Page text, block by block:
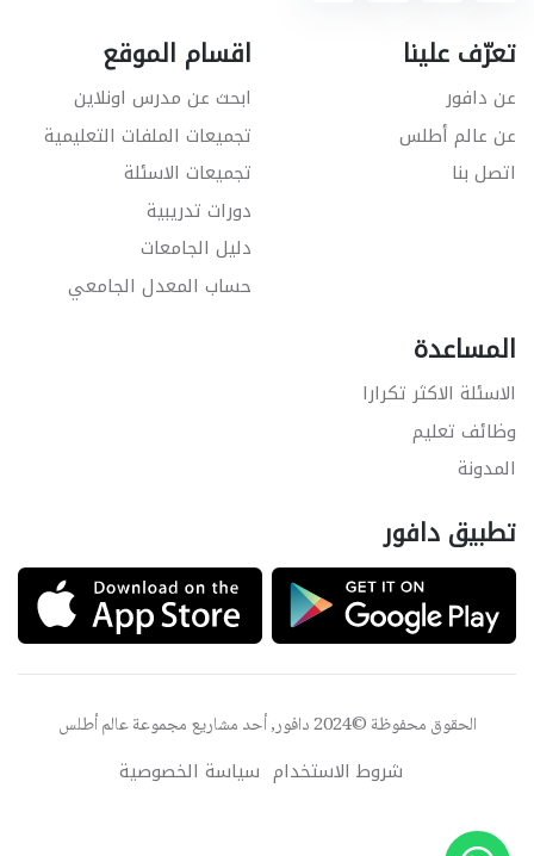
تعرّف علينا
عن دافور
عن عالم أطلس
اتصل بنا
اقسام الموقع
ابحث عن مدرس اونلاين
تجميعات الملفات التعليمية
تجميعات الاسئلة
دورات تدريبية
دليل الجامعات
حساب المعدل الجامعي
المساعدة
الاسئلة الاكثر تكرارا
وظائف تعليم
المدونة
تطبيق دافور
الحقوق محفوظة ©2024 دافور, أحد مشاريع مجموعة عالم أطلس
شروط الاستخدام سياسة الخصوصية